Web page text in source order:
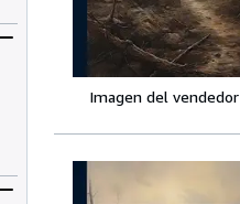
Imagen del vendedor